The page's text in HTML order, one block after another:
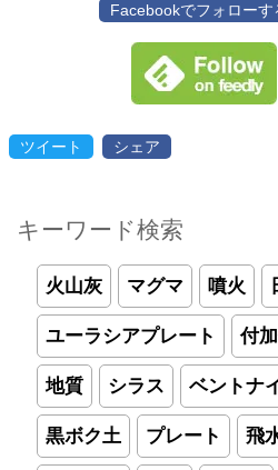
Facebookでフォローす
ツイート シェア
キーワード検索
火山灰 マグマ 噴火
ユーラシアプレート 付
地質 シラス ベントナ
黒ボク土 プレート 飛